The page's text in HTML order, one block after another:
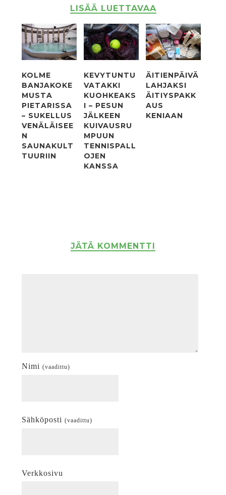
LISÄÄ LUETTAVAA
KOLME
BANJAKOKE
MUSTA
PIETARISSA
– SUKELLUS
VENÄLÄISEE
N
SAUNAKULT
TUURIIN
KEVYTUNTU
VATAKKI
KUOHKEAKS
I – PESUN
JÄLKEEN
KUIVAUSRU
MPUUN
TENNISPALL
OJEN
KANSSA
ÄITIENPÄIVÄ
LAHJAKSI
ÄITIYSPAKK
AUS
KENIAAN
JÄTÄ KOMMENTTI
Nimi (vaadittu)
Sähköposti (vaadittu)
Verkkosivu